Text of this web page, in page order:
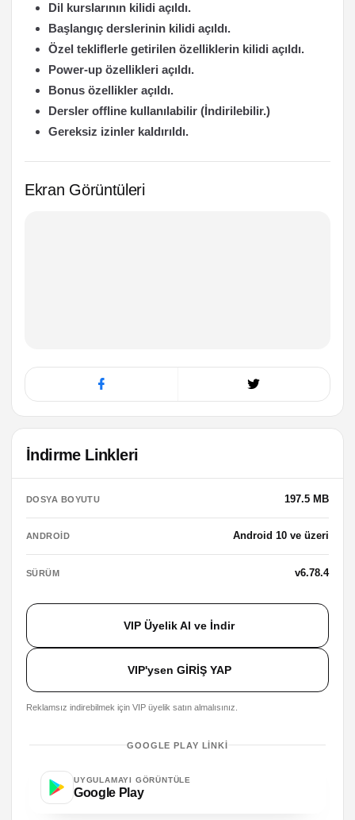
Dil kurslarının kilidi açıldı.
Başlangıç derslerinin kilidi açıldı.
Özel tekliflerle getirilen özelliklerin kilidi açıldı.
Power-up özellikleri açıldı.
Bonus özellikler açıldı.
Dersler offline kullanılabilir (İndirilebilir.)
Gereksiz izinler kaldırıldı.
Ekran Görüntüleri
İndirme Linkleri
DOSYA BOYUTU 197.5 MB
ANDROID Android 10 ve üzeri
SÜRÜM v6.78.4
VIP Üyelik Al ve İndir
VIP'ysen GİRİŞ YAP
Reklamsız indirebilmek için VIP üyelik satın almalısınız.
GOOGLE PLAY LINKI
UYGULAMAYI GÖRÜNTÜLE
Google Play